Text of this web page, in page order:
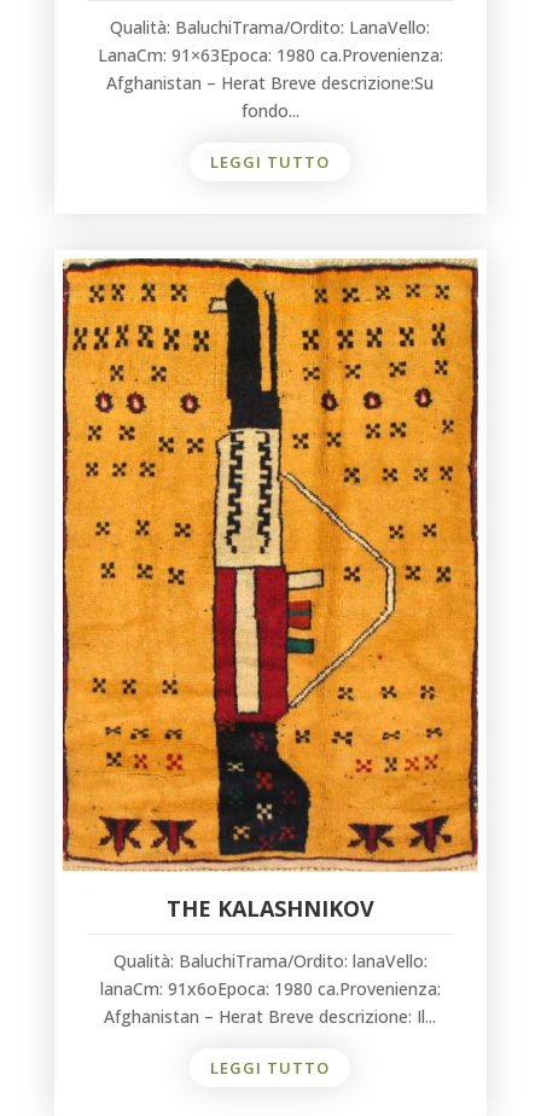
Qualità: BaluchiTrama/Ordito: LanaVello:
LanaCm: 91×63Epoca: 1980 ca.Provenienza:
Afghanistan – Herat Breve descrizione:Su
fondo...
LEGGI TUTTO
THE KALASHNIKOV
Qualità: BaluchiTrama/Ordito: lanaVello:
lanaCm: 91x6oEpoca: 1980 ca.Provenienza:
Afghanistan – Herat Breve descrizione: Il...
LEGGI TUTTO